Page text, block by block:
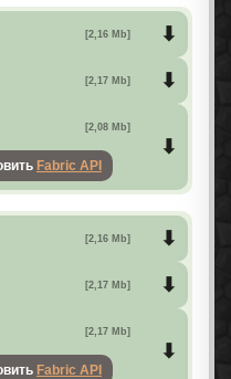
[2,16 Mb]
[2,17 Mb]
[2,08 Mb]
Fabric API
[2,16 Mb]
[2,17 Mb]
[2,17 Mb]
Fabric API